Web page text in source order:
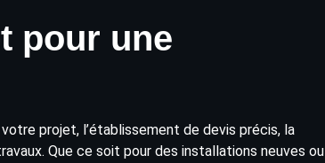
pour une
projet, l’établissement de devis précis, la
Que ce soit pour des installations neuves ou